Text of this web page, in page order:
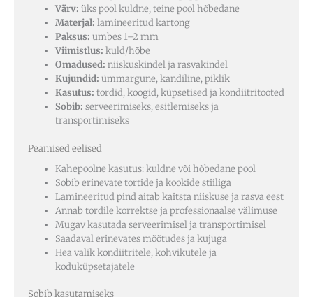
Värv: üks pool kuldne, teine pool hõbedane
Materjal: lamineeritud kartong
Paksus: umbes 1–2 mm
Viimistlus: kuld/hõbe
Omadused: niiskuskindel ja rasvakindel
Kujundid: ümmargune, kandiline, piklik
Kasutus: tordid, koogid, küpsetised ja kondiitritooted
Sobib: serveerimiseks, esitlemiseks ja
transportimiseks
Peamised eelised
Kahepoolne kasutus: kuldne või hõbedane pool
Sobib erinevate tortide ja kookide stiiliga
Lamineeritud pind aitab kaitsta niiskuse ja rasva eest
Annab tordile korrektse ja professionaalse välimuse
Mugav kasutada serveerimisel ja transportimisel
Saadaval erinevates mõõtudes ja kujuga
Hea valik kondiitritele, kohvikutele ja
koduküpsetajatele
Sobib kasutamiseks